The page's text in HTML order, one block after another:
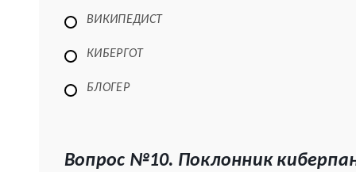
ВИКИПЕДИСТ
КИБЕРГОТ
БЛОГЕР
Вопрос №10. Поклонник